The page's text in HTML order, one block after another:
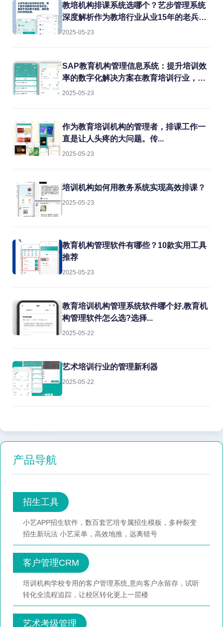
教培机构排课系统选哪个？艺步管理系统
深度解析作为教培行业从业15年的老兵，
我见过太多机构在教务管理上栽跟头。排
结合实战经验，聊聊如何用专业系统解决
这些难题。
2025-05-23
SAP教育机构管理信息系统：提升培训效
率的数字化解决方案在教育培训行业，机
构常常面临课程管理混乱、学员信息分
SAP教育机构管理信息系统正是为解决这
些问题而生的专业工具。
2025-05-23
作为教育培训机构的管理者，排课工作一
直是让人头疼的大问题。传...
2025-05-23
培训机构如何用教务系统实现高效排课？
2025-05-23
教育机构管理软件有哪些？10款实用工具
推荐
2025-05-23
教育培训机构管理系统软件哪个好,教育机
构管理软件怎么选?选择...
2025-05-22
艺术培训行业的管理新利器
2025-05-22
产品导航
招生工具
小艺APP招生软件，数百套艺培专属招生模板，多种裂变
招生新玩法 小艺采单，高效地推，远离错号
客户管理CRM
培训机构学校专用的客户管理系统,意向客户永留存，试听
转化全流程追踪，让校区转化更上一层楼
艺术考级管理